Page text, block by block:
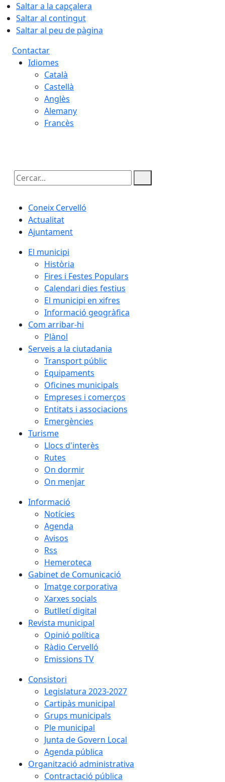
Saltar a la capçalera
Saltar al contingut
Saltar al peu de pàgina
Contactar
Idiomes
Català
Castellà
Anglès
Alemany
Francès
Cercar:
Coneix Cervelló
Actualitat
Ajuntament
El municipi
Història
Fires i Festes Populars
Calendari dies festius
El municipi en xifres
Informació geogràfica
Com arribar-hi
Plànol
Serveis a la ciutadania
Transport públic
Equipaments
Oficines municipals
Empreses i comerços
Entitats i associacions
Emergències
Turisme
Llocs d'interès
Rutes
On dormir
On menjar
Informació
Notícies
Agenda
Avisos
Rss
Hemeroteca
Gabinet de Comunicació
Imatge corporativa
Xarxes socials
Butlletí digital
Revista municipal
Opinió política
Ràdio Cervelló
Emissions TV
Consistori
Legislatura 2023-2027
Cartipàs municipal
Grups municipals
Ple municipal
Junta de Govern Local
Agenda pública
Organització administrativa
Contractació pública